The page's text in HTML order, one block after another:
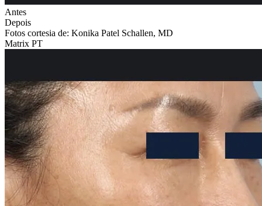
Antes
Depois
Fotos cortesia de: Konika Patel Schallen, MD
Matrix PT